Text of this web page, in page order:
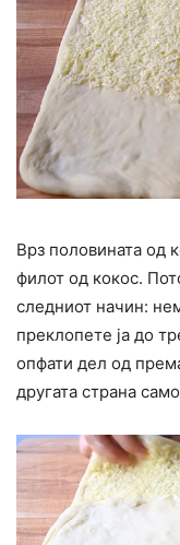
Врз половината од
филот од кокос.
следниот начин:
преклопете ја до
опфати дел од
другата страна